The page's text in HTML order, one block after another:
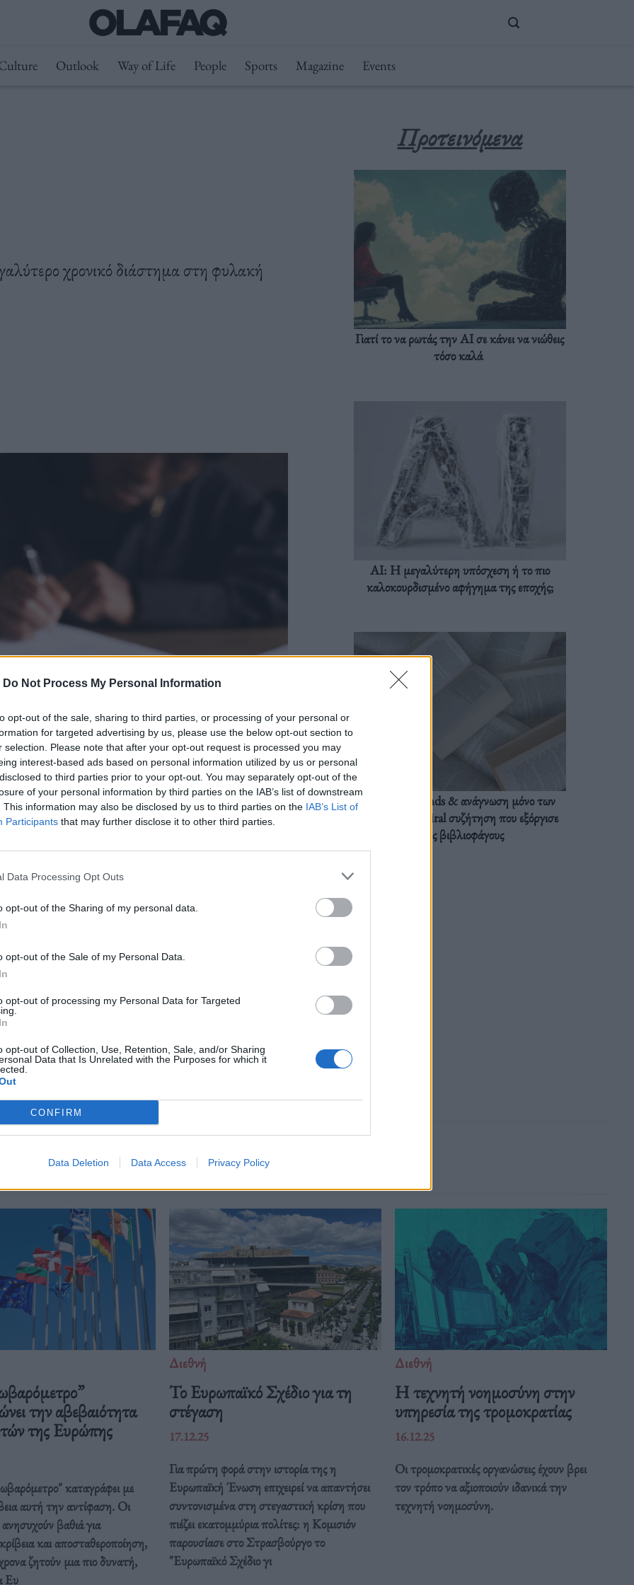
Do Not Process My Personal Information
opt-out of the sale, sharing to third parties, or processing of your personal or
for targeted advertising by us, please use the below opt-out section to
selection. Please note that after your opt-out request is processed you may
interest-based ads based on personal information utilized by us or personal
to third parties prior to your opt-out. You may separately opt-out of the
of your personal information by third parties on the IAB’s list of downstream
This information may also be disclosed by us to third parties on the IAB’s List of
Participants that may further disclose it to other third parties.
Data Processing Opt Outs
opt-out of the Sharing of my personal data.
opt-out of the Sale of my Personal Data.
opt-out of processing my Personal Data for Targeted
opt-out of Collection, Use, Retention, Sale, and/or Sharing
Data that Is Unrelated with the Purposes for which it
CONFIRM
Data Deletion Data Access Privacy Policy
Outlook Way of Life People Sports Magazine Events
χρονικό διάστημα στη φυλακή
χρονικό διάστημα στη
ΗΠΑ.
,Φυλακή
Προτεινόμενα
Γιατί το να ρωτάς την AI σε κάνει να νιώθεις
τόσο καλά
AI: Η μεγαλύτερη υπόσχεση ή το πιο
καλοκουρδισμένο αφήγημα της εποχής;
BookTok trends & ανάγνωση μόνο των
διαλόγων: Η viral συζήτηση που εξόργισε
τους βιβλιοφάγους
Δείτε επίσης
την αβεβαιότητα
της Ευρώπης
καταγράφει με
αυτή την αντίφαση. Oι
βαθιά για
και αποσταθεροποίηση,
ζητούν μια πιο δυνατή,
Ευ
Διεθνή
Το Ευρωπαϊκό Σχέδιο για τη
στέγαση
17.12.25
Για πρώτη φορά στην ιστορία της η
Ευρωπαϊκή Ένωση επιχειρεί να απαντήσει
συντονισμένα στη στεγαστική κρίση που
πιέζει εκατομμύρια πολίτες: η Κομισιόν
παρουσίασε στο Στρασβούργο το
"Ευρωπαϊκό Σχέδιο γι
Διεθνή
Η τεχνητή νοημοσύνη στην
υπηρεσία της τρομοκρατίας
16.12.25
Οι τρομοκρατικές οργανώσεις έχουν βρει
τον τρόπο να αξιοποιούν ιδανικά την
τεχνητή νοημοσύνη.